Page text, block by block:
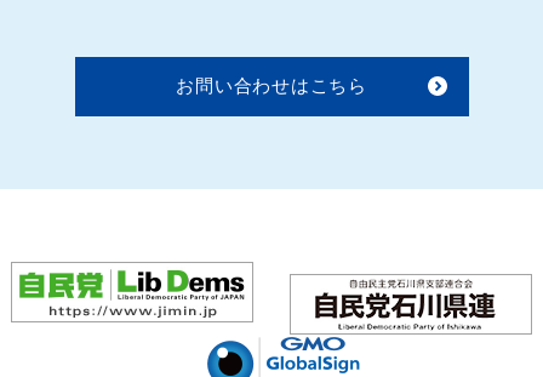
お問い合わせはこちら